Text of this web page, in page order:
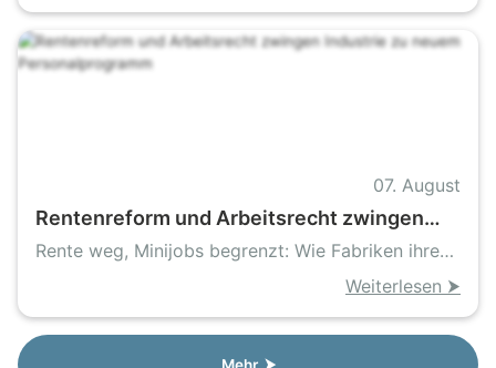
07. August
Rentenreform und Arbeitsrecht zwingen
Industrie zu neuem Personalprogramm
Rente weg, Minijobs begrenzt: Wie Fabriken ihren
Weiterlesen ⮞